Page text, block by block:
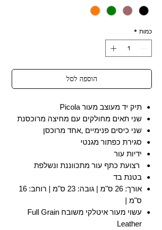
כמות *
הוספה לסל
תיק יד מעוצב מעור Picola
שני תאים מחולקים עם מחיצה מרוכסנת
שני כיסים פנימיים ,אחד מרוכסן
סגירת כפתור מגנטי
ידיות עור
רצועת כתף עור מתכווננת ונשלפת
בטנת בד
אורך: 26 ס"מ | גובה: 23 ס"מ | רוחב: 16
ס"מ |
עשוי מעור איטלקי משובח Full Grain
Leather